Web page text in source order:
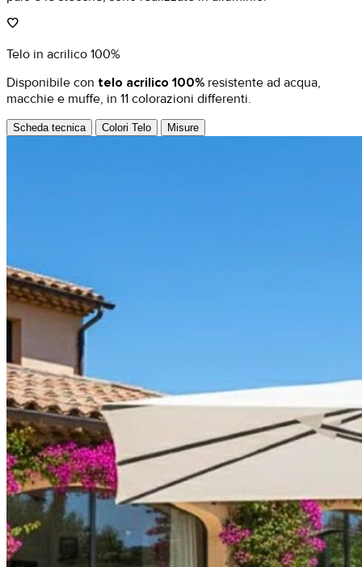
favorite
Telo in acrilico 100%
Disponibile con telo acrilico 100% resistente ad acqua,
macchie e muffe, in 11 colorazioni differenti.
Scheda tecnica Colori Telo Misure